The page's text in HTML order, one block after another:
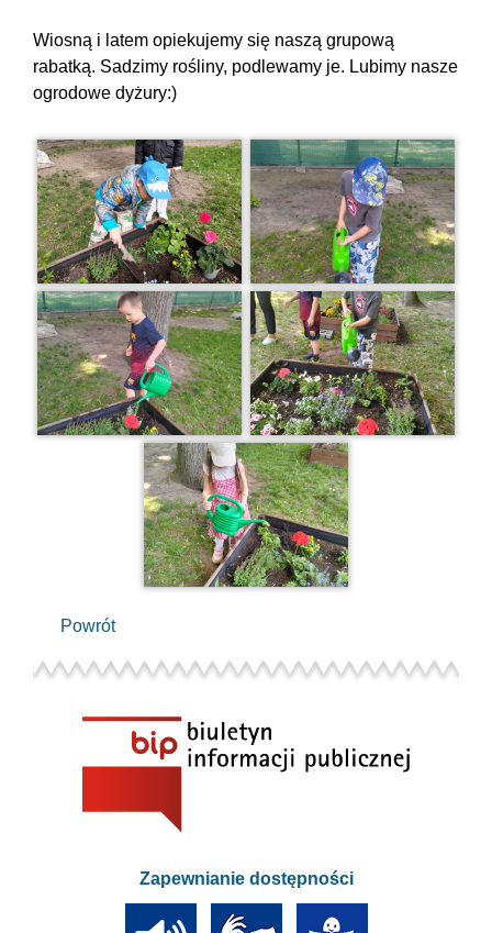
Wiosną i latem opiekujemy się naszą grupową
rabatką. Sadzimy rośliny, podlewamy je. Lubimy nasze
ogrodowe dyżury:)
Powrót
Zapewnianie dostępności